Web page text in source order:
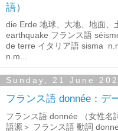
語）
die Erde 地球、大地、地面、
earthquake フランス語
de terre イタリア語 sisma
n.m...
Sunday, 21 June
フランス語 donnée：デ
フランス語 donnée （女性名
語源＞ フランス語 動詞